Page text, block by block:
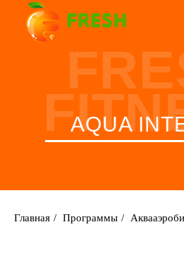
AQUA
Главная / Программы /